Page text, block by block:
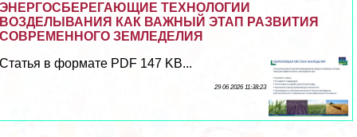
ЭНЕРГОСБЕРЕГАЮЩИЕ ТЕХНОЛОГИИ
ВОЗДЕЛЫВАНИЯ КАК ВАЖНЫЙ ЭТАП РАЗВИТИЯ
СОВРЕМЕННОГО ЗЕМЛЕДЕЛИЯ
Статья в формате PDF 147 KB...
29 06 2026 11:38:23